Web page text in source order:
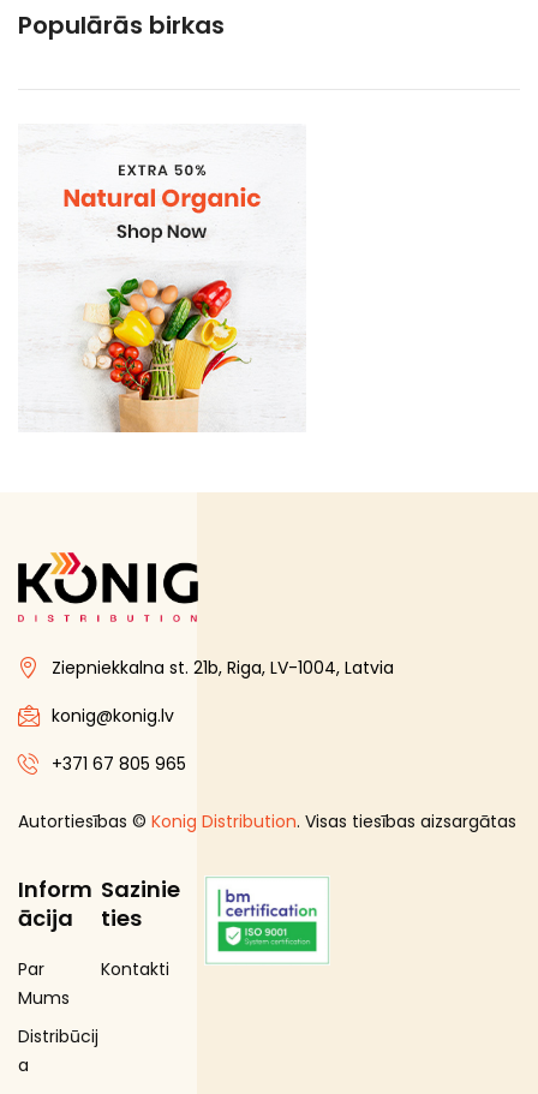
E-Cigaretes
Kosmētika un higiēnas produkti
Mājsaimniecības preces
Piena , augu tauki un olas produkti
Proteīnu batoniņi
Saldētā pārtika
Skaistumam un veselībai
Speciālā pārtika
Sporta uzturs
Uztura bagātinātāji
Populārās birkas
Ziepniekkalna st. 21b, Riga, LV-1004, Latvia
konig@konig.lv
+371 67 805 965
Autortiesības © Konig Distribution. Visas tiesības aizsargātas
Inform
ācija
Par
Mums
Distribūcij
a
Sazinie
ties
Kontakti